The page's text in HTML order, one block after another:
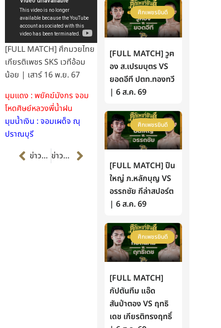
[FULL MATCH] ศึกมวยไทย
เกียรติเพชร SKS เวทีอ้อม
น้อย | เสาร์ 16 พ.ย. 67
มุมแดง : พยัคฆ์มังกร จอม
โหดศิษย์หลวงพี่น้ำฝน
มุมน้ำเงิน : จอมเผด็จ ณุ
ปราณบุรี
Prevข่าวก่อนหน้า ข่าวต่อไป Next
ศึกเพชรยินดี
[FULL MATCH] วูฅ
อง ส.เปรมบุตร VS
ยอดอีที ปตท.ทองทวี
| 6 ส.ค. 69
ศึกเพชรยินดี
[FULL MATCH] ปืน
ใหญ่ ภ.หลักบุญ VS
อรรถชัย กีล่าสปอร์ต
| 6 ส.ค. 69
ศึกเพชรยินดี
[FULL MATCH]
กัปตันทีม แอ๊ด
สันป่าตอง VS ฤทธิ
เดช เกียรติทรงฤทธิ์